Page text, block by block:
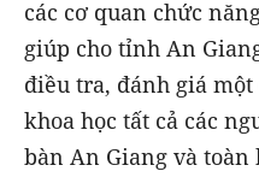
các cơ quan chức
giúp cho tỉnh An
điều tra, đánh giá
khoa học tất cả các
bàn An Giang và